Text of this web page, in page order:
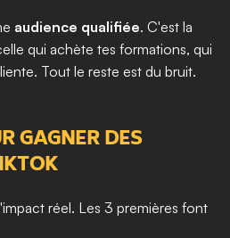
audience qualifiée. C'est la
qui achète tes formations, qui
Tout le reste est du bruit.
GAGNER DES
réel. Les 3 premières font